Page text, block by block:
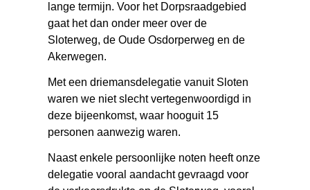
lange termijn. Voor het Dorpsraadgebied
gaat het dan onder meer over de
Sloterweg, de Oude Osdorperweg en de
Akerwegen.
Met een driemansdelegatie vanuit Sloten
waren we niet slecht vertegenwoordigd in
deze bijeenkomst, waar hooguit 15
personen aanwezig waren.
Naast enkele persoonlijke noten heeft onze
delegatie vooral aandacht gevraagd voor